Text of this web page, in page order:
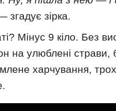
згадує зірка.
Мінус 9 кіло. Без
на улюблені страви,
харчування,